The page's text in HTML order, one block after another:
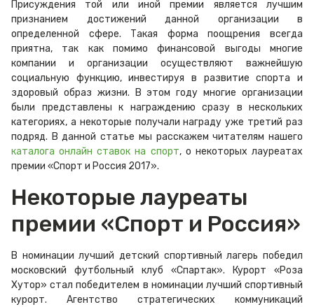
Присуждения той или иной премии является лучшим
признанием достижений данной организации в
определенной сфере. Такая форма поощрения всегда
приятна, так как помимо финансовой выгоды многие
компании и организации осуществляют важнейшую
социальную функцию, инвестируя в развитие спорта и
здоровый образ жизни. В этом году многие организации
были представлены к награждению сразу в нескольких
категориях, а некоторые получали награду уже третий раз
подряд. В данной статье мы расскажем читателям нашего
каталога онлайн ставок на спорт, о некоторых лауреатах
премии «Спорт и Россия 2017».
Некоторые лауреаты
премии «Спорт и Россия»
В номинации лучший детский спортивный лагерь победил
московский футбольный клуб «Спартак». Курорт «Роза
Хутор» стал победителем в номинации лучший спортивный
курорт. Агентство стратегических коммуникаций